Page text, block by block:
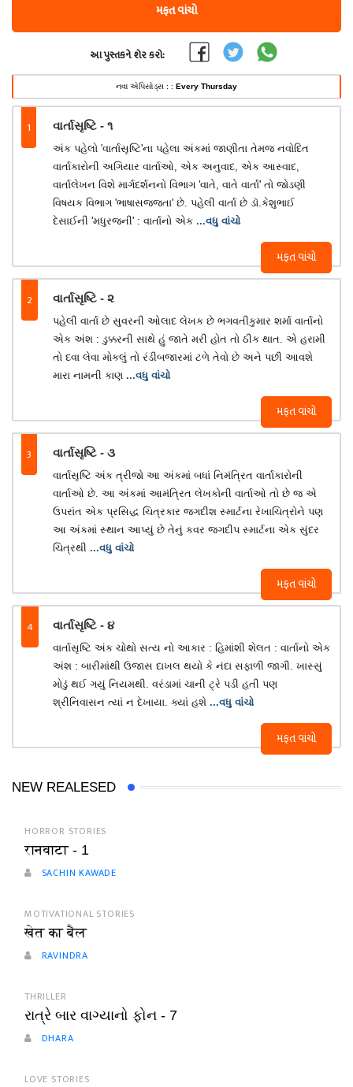
મફત વાંચો
આ પુસ્તકને શેર કરો:
નવા એપિસોડ્સ : : Every Thursday
1 વાર્તાસૃષ્ટિ - ૧
મફત વાંચો
અંક પહેલો 'વાર્તાસૃષ્ટિ'ના પહેલા અંકમાં જાણીતા તેમજ નવોદિત
વાર્તાકારોની અગિયાર વાર્તાઓ, એક અનુવાદ, એક આસ્વાદ,
વાર્તાલેખન વિશે માર્ગદર્શનનો વિભાગ 'વાતે, વાતે વાર્તા' તો જોડણી
વિષયક વિભાગ 'ભાષાસજ્જતા' છે. પહેલી વાર્તા છે ડૉ.કેશુભાઈ
દેસાઈની 'મધુરજની' : વાર્તાનો એક ...વધુ વાંચો
2 વાર્તાસૃષ્ટિ - ૨
મફત વાંચો
પહેલી વાર્તા છે સુવરની ઓલાદ લેખક છે ભગવતીકુમાર શર્મા વાર્તાનો
એક અંશ : ડુક્કરની સાથે હું જાતે મરી હોત તો ઠીક થાત. એ હરામી
તો દવા લેવા મોકલું તો રંડીબજારમાં ટળે તેવો છે અને પછી આવશે
મારા નામની કાણ ...વધુ વાંચો
3 વાર્તાસૃષ્ટિ - ૩
મફત વાંચો
વાર્તાસૃષ્ટિ અંક ત્રીજો આ અંકમાં બધાં નિમંત્રિત વાર્તાકારોની
વાર્તાઓ છે. આ અંકમાં આમંત્રિત લેખકોની વાર્તાઓ તો છે જ એ
ઉપરાંત એક પ્રસિદ્ધ ચિત્રકાર જગદીશ સ્માર્ટના રેખાચિત્રોને પણ
આ અંકમાં સ્થાન આપ્યું છે તેનું કવર જગદીપ સ્માર્ટના એક સુંદર
ચિત્રથી ...વધુ વાંચો
4 વાર્તાસૃષ્ટિ - ૪
મફત વાંચો
વાર્તાસૃષ્ટિ અંક ચોથો સત્ય નો આકાર : હિમાંશી શેલત : વાર્તાનો એક
અંશ : બારીમાંથી ઉજાસ દાખલ થયો કે નંદા સફાળી જાગી. ખાસ્સું
મોડું થઈ ગયું નિયમથી. વરંડામાં ચાની ટ્રે પડી હતી પણ
શ્રીનિવાસન ત્યાં ન દેખાયા. ક્યાં હશે ...વધુ વાંચો
NEW REALESED
HORROR STORIES
रानवाटा - 1
SACHIN KAWADE
MOTIVATIONAL STORIES
खेत का बैल
RAVINDRA
THRILLER
રાત્રે બાર વાગ્યાનો ફોન - 7
DHARA
LOVE STORIES